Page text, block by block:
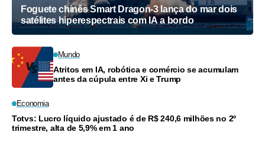
Foguete chinês Smart Dragon-3 lança do mar dois
satélites hiperespectrais com IA a bordo
Mundo
Atritos em IA, robótica e comércio se acumulam
antes da cúpula entre Xi e Trump
Economia
Totvs: Lucro líquido ajustado é de R$ 240,6 milhões no 2º
trimestre, alta de 5,9% em 1 ano